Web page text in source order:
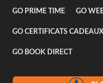
GO PRIME TIME GO
GO CERTIFICATS
GO BOOK DIRECT